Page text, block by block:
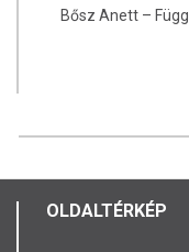
Bősz Anett –
OLDALTÉRKÉP